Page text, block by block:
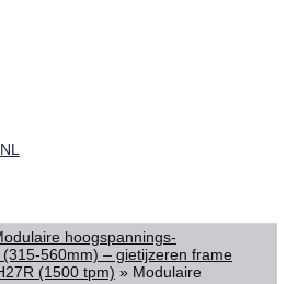
hoogspannings-
560mm) – gietijzeren frame
(1500 tpm) » Modulaire